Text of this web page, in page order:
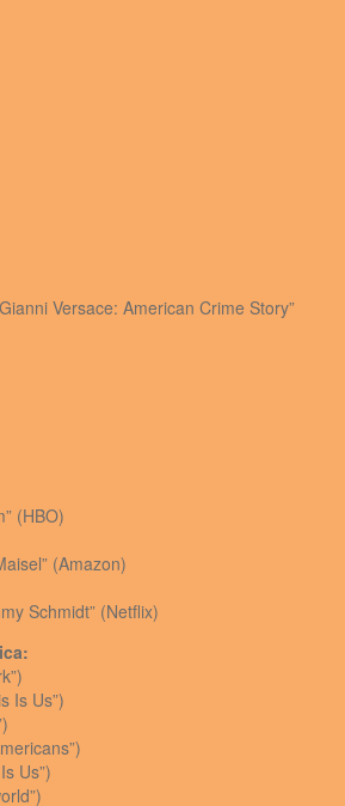
Versace: American Crime Story”
(HBO)
(Amazon)
Schmidt” (Netflix)
Is Us”)
Us”)